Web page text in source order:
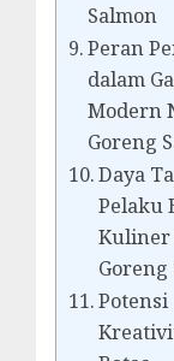
Salmon
Peran
dalam
Modern
Goreng
Daya
Pelaku
Kuliner
Goreng
Potensi